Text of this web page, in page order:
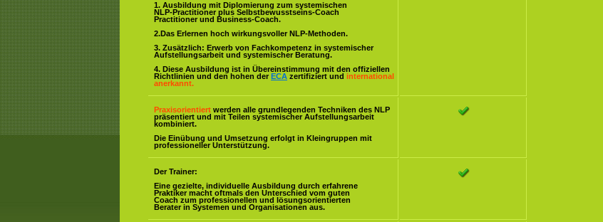
1. Ausbildung mit Diplomierung zum systemischen
NLP-Practitioner plus Selbstbewusstseins-Coach
Practitioner und Business-Coach.
2.Das Erlernen hoch wirkungsvoller NLP-Methoden.
3. Zusätzlich: Erwerb von Fachkompetenz in systemischer
Aufstellungsarbeit und systemischer Beratung.
4. Diese Ausbildung ist in Übereinstimmung mit den offiziellen
Richtlinien und den hohen der ECA zertifiziert und international
anerkannt.
Praxisorientiert werden alle grundlegenden Techniken des NLP
präsentiert und mit Teilen systemischer Aufstellungsarbeit
kombiniert.
Die Einübung und Umsetzung erfolgt in Kleingruppen mit
professioneller Unterstützung.
Der Trainer:
Eine gezielte, individuelle Ausbildung durch erfahrene
Praktiker macht oftmals den Unterschied vom guten
Coach zum professionellen und lösungsorientierten
Berater in Systemen und Organisationen aus.